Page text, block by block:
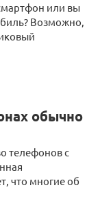
или вы
Возможно,
обычно
телефонов с
что многие об